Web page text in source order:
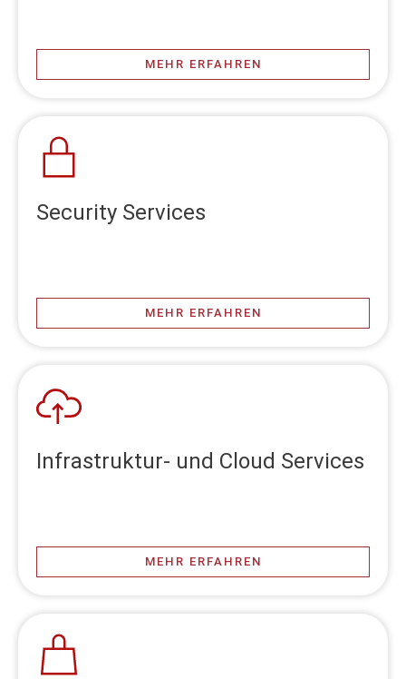
MEHR ERFAHREN
Security Services
MEHR ERFAHREN
Infrastruktur- und Cloud Services
MEHR ERFAHREN